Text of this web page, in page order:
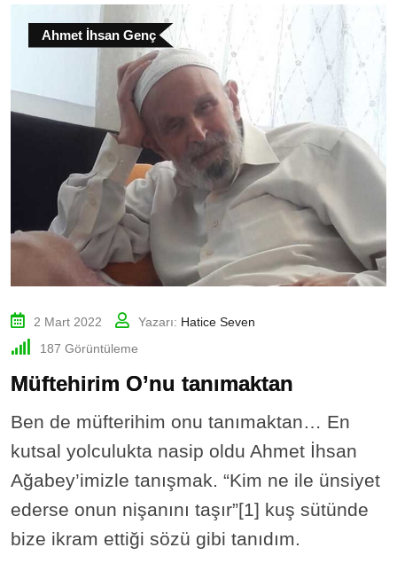
Ahmet İhsan Genç
2 Mart 2022 Yazarı: Hatice Seven
187 Görüntüleme
Müftehirim O’nu tanımaktan
Ben de müfterihim onu tanımaktan… En
kutsal yolculukta nasip oldu Ahmet İhsan
Ağabey’imizle tanışmak. “Kim ne ile ünsiyet
ederse onun nişanını taşır”[1] kuş sütünde
bize ikram ettiği sözü gibi tanıdım.